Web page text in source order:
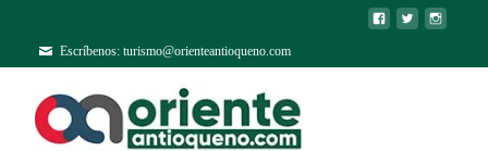
Escríbenos: turismo@orienteantioqueno.com